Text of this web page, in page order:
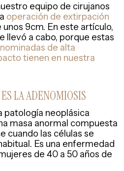
equipo de cirujanos
operación de extirpación
unos 9cm. En este artículo,
llevó a cabo, porque estas
de alta
tienen en nuestra
LA ADENOMIOSIS
patología neoplásica
masa anormal compuesta
cuando las células se
Es una enfermedad
de 40 a 50 años de